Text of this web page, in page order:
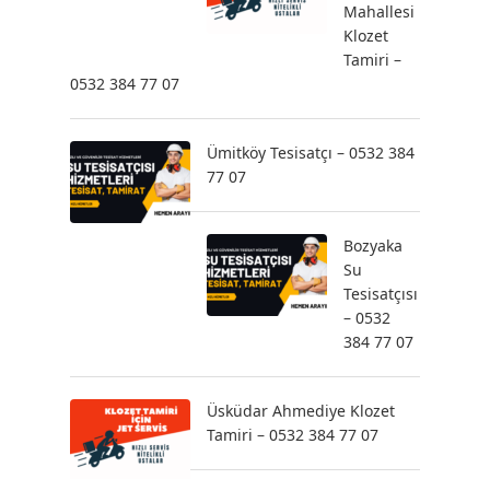
Mahallesi
Klozet
Tamiri –
0532 384 77 07
Ümitköy Tesisatçı – 0532 384
77 07
Bozyaka
Su
Tesisatçısı
– 0532
384 77 07
Üsküdar Ahmediye Klozet
Tamiri – 0532 384 77 07